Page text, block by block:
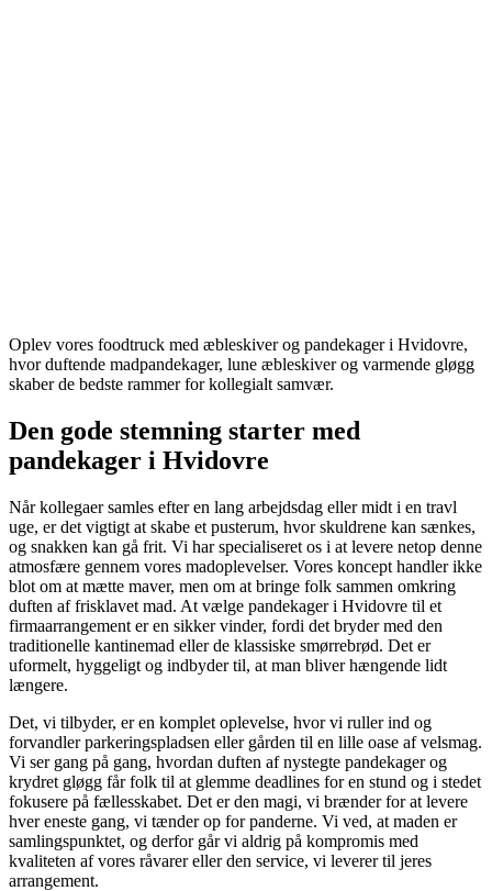
Oplev vores foodtruck med æbleskiver og pandekager i Hvidovre,
hvor duftende madpandekager, lune æbleskiver og varmende gløgg
skaber de bedste rammer for kollegialt samvær.
Den gode stemning starter med
pandekager i Hvidovre
Når kollegaer samles efter en lang arbejdsdag eller midt i en travl
uge, er det vigtigt at skabe et pusterum, hvor skuldrene kan sænkes,
og snakken kan gå frit. Vi har specialiseret os i at levere netop denne
atmosfære gennem vores madoplevelser. Vores koncept handler ikke
blot om at mætte maver, men om at bringe folk sammen omkring
duften af frisklavet mad. At vælge pandekager i Hvidovre til et
firmaarrangement er en sikker vinder, fordi det bryder med den
traditionelle kantinemad eller de klassiske smørrebrød. Det er
uformelt, hyggeligt og indbyder til, at man bliver hængende lidt
længere.
Det, vi tilbyder, er en komplet oplevelse, hvor vi ruller ind og
forvandler parkeringspladsen eller gården til en lille oase af velsmag.
Vi ser gang på gang, hvordan duften af nystegte pandekager og
krydret gløgg får folk til at glemme deadlines for en stund og i stedet
fokusere på fællesskabet. Det er den magi, vi brænder for at levere
hver eneste gang, vi tænder op for panderne. Vi ved, at maden er
samlingspunktet, og derfor går vi aldrig på kompromis med
kvaliteten af vores råvarer eller den service, vi leverer til jeres
arrangement.